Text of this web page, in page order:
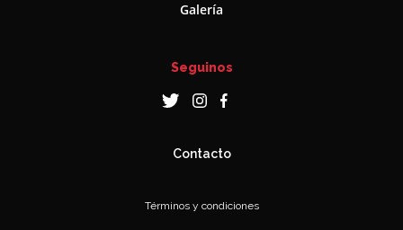
Galería
Seguinos
Contacto
Términos y condiciones